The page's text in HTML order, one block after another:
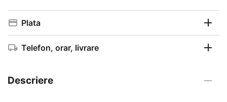
Plata
Telefon, orar, livrare
Descriere